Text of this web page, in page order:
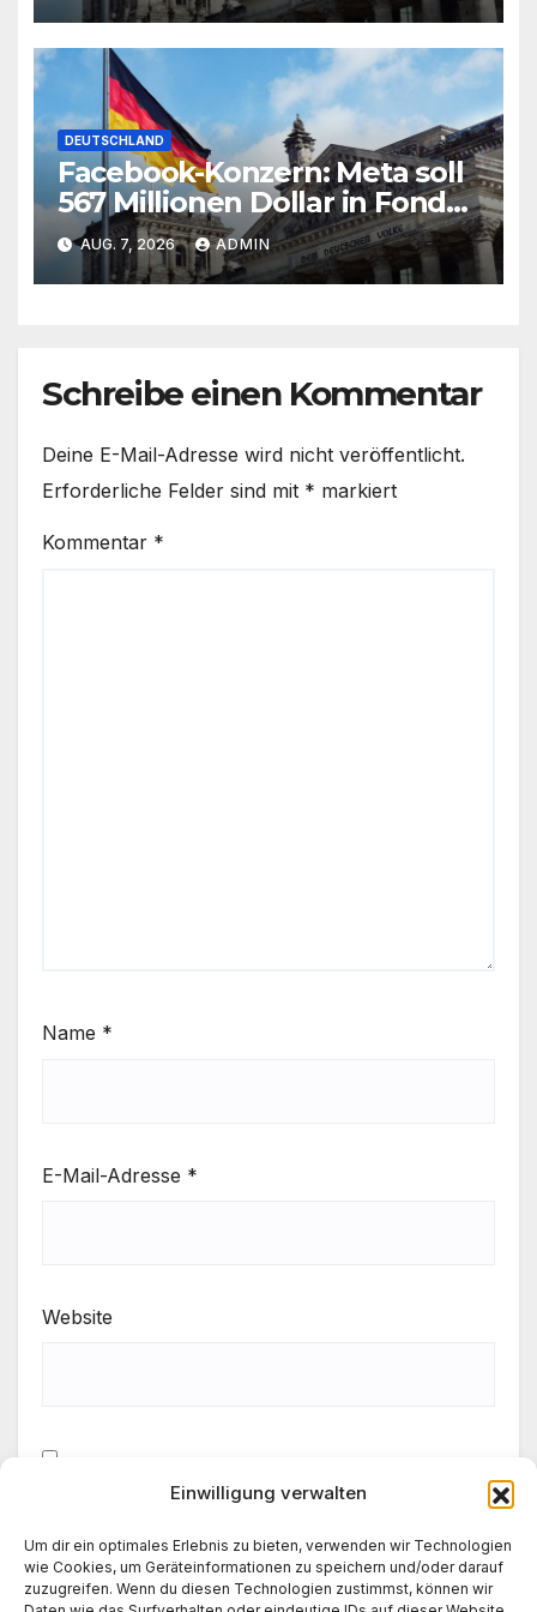
Einwilligung verwalten
Um dir ein optimales Erlebnis zu bieten, verwenden wir Technologien
wie Cookies, um Geräteinformationen zu speichern und/oder darauf
zuzugreifen. Wenn du diesen Technologien zustimmst, können wir
DEUTSCHLAND
Facebook-Konzern: Meta soll
567 Millionen Dollar in Fonds
für Kinder zahlen
AUG. 7, 2026 ADMIN
Schreibe einen Kommentar
Deine E-Mail-Adresse wird nicht veröffentlicht.
Erforderliche Felder sind mit * markiert
Kommentar *
Name *
E-Mail-Adresse *
Website
Meinen Namen, meine E-Mail-Adresse und meine
Kommentierung speichern.